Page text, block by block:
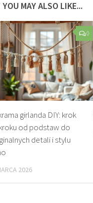
YOU MAY ALSO LIKE...
0
girlanda DIY: krok
od podstaw do
detali i stylu
2026